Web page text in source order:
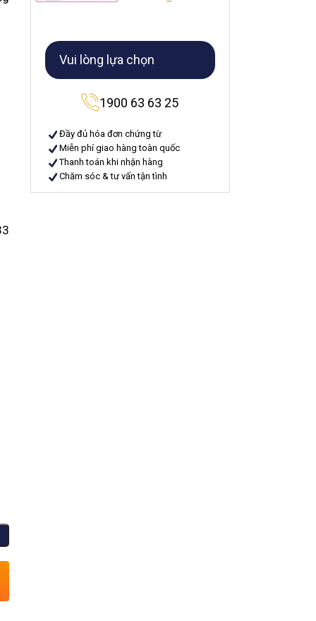
Vui lòng lựa chọn
1900 63 63 25
Đầy đủ hóa đơn chứng từ
Miễn phí giao hàng toàn quốc
Thanh toán khi nhận hàng
Chăm sóc & tư vấn tận tình